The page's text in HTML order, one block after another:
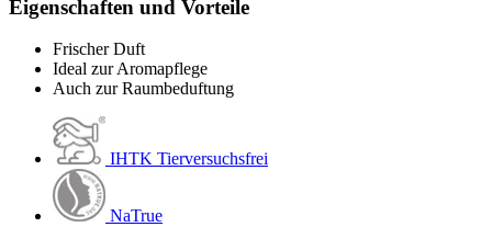
Eigenschaften und Vorteile
Frischer Duft
Ideal zur Aromapflege
Auch zur Raumbeduftung
IHTK Tierversuchsfrei
NaTrue